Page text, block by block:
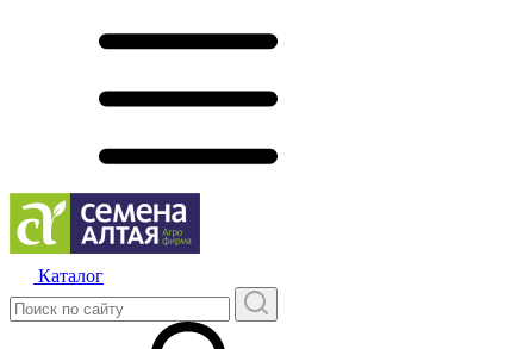
Каталог